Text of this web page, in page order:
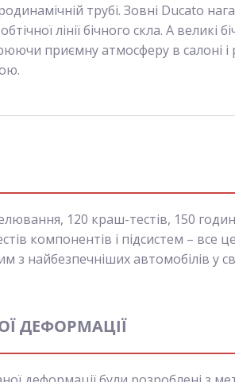
трубі. Зовні Ducato
лінії бічного скла. А великі
приємну атмосферу в салоні і
120 краш-тестів, 150 годин
компонентів і підсистем – все
з найбезпечніших автомобілів у
ДЕФОРМАЦІЇ